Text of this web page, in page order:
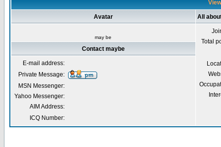
Avatar All
may be
Total
Contact maybe
E-mail address:
Private Message:
MSN Messenger:
Yahoo Messenger:
AIM Address:
ICQ Number: